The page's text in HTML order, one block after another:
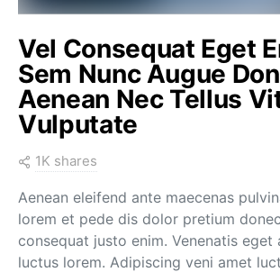
Vel Consequat Eget
Sem Nunc Augue
Aenean Nec Tellus
Vulputate
1K shares
Aenean eleifend ante maecenas
lorem et pede dis dolor pretium
consequat justo enim. Venenatis eget
luctus lorem. Adipiscing veni amet